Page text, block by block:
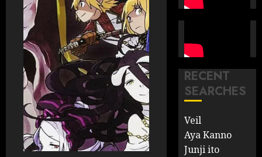
RECENT
SEARCHES
Veil
Aya Kanno
Junji ito